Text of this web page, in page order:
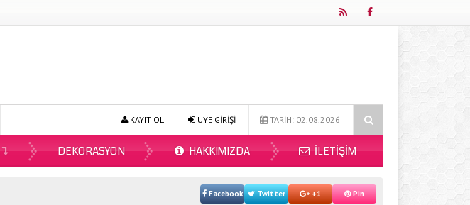
Ecopirin Reçetesiz Alınır Mı 2026? Online Diyetisyen ile Sağlıklı Beslenmenin Yeni Adresi: Fitdiyet.net
TARİH: 02.08.2026
ÜYE GİRİŞİ
KAYIT OL
DEKORASYON HAKKIMIZDA İLETIŞIM
Facebook Twitter +1 Pin